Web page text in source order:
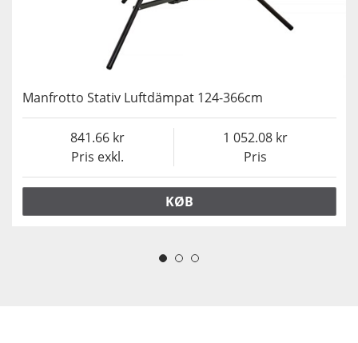
Manfrotto Stativ Luftdämpat 124-366cm
Pris exkl.
841.66
Pris
1 052.08
KØB